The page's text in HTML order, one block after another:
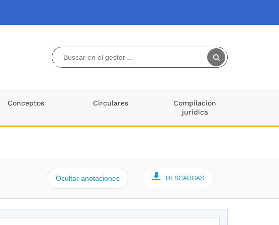
Conceptos Circulares
Compilación
jurídica
Ocultar anotaciones DESCARGAS